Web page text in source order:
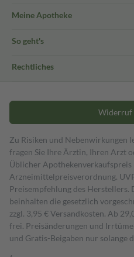
Meine Apotheke
So geht's
Rechtliches
Widerruf
Zu Risiken und Nebenwirkungen
fragen Sie Ihre Ärztin, Ihren Arzt
Üblicher Apothekenverkaufspreis
Arzneimittelpreisverordnung.
Preisempfehlung des Herstellers.
beinhalten die gesetzlich
zzgl. 3,95 € Versandkosten. Ab
frei. Preisänderungen und
und Gratis-Beigaben nur solange